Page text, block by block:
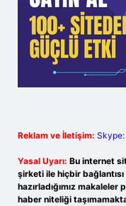
Reklam ve İletişim:
Yasal Uyarı: Bu internet
şirketi ile hiçbir
hazırladığımız
haber niteliği